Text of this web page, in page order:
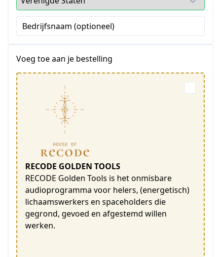
Bedrijfsnaam (optioneel)
Voeg toe aan je bestelling
RECODE GOLDEN TOOLS
RECODE Golden Tools is het onmisbare
audioprogramma voor helers, (energetisch)
lichaamswerkers en spaceholders die
gegrond, gevoed en afgestemd willen
werken.